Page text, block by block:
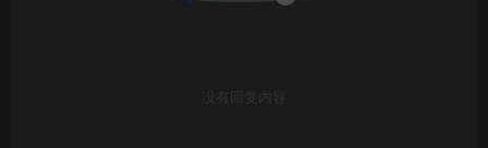
没有回复内容